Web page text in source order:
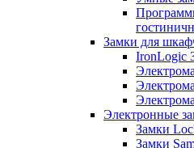
Замки для
IronLogic
Электронные
Замки
Замки